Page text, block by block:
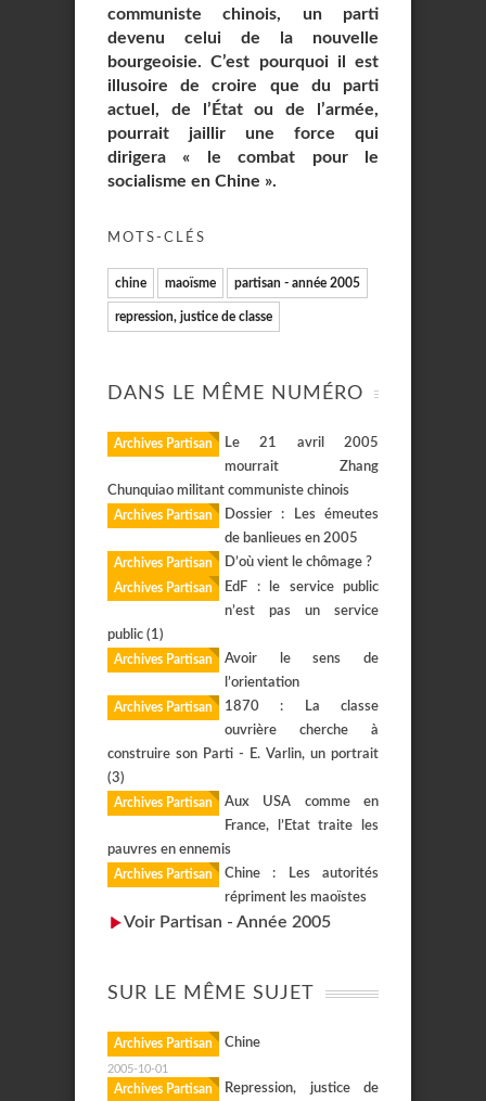
communiste chinois, un parti
devenu celui de la nouvelle
bourgeoisie. C’est pourquoi il est
illusoire de croire que du parti
actuel, de l’État ou de l’armée,
pourrait jaillir une force qui
dirigera « le combat pour le
socialisme en Chine ».
MOTS-CLÉS
chine maoïsme partisan - année 2005
repression, justice de classe
DANS LE MÊME NUMÉRO
Archives Partisan
Le 21 avril 2005
mourrait Zhang
Chunquiao militant communiste chinois
Archives Partisan
Dossier : Les émeutes
de banlieues en 2005
Archives Partisan D’où vient le chômage ?
Archives Partisan
EdF : le service public
n’est pas un service
public (1)
Archives Partisan
Avoir le sens de
l’orientation
Archives Partisan
1870 : La classe
ouvrière cherche à
construire son Parti - E. Varlin, un portrait
(3)
Archives Partisan
Aux USA comme en
France, l’Etat traite les
pauvres en ennemis
Archives Partisan
Chine : Les autorités
répriment les maoïstes
Voir Partisan - Année 2005
SUR LE MÊME SUJET
Archives Partisan Chine
2005-10-01
Archives Partisan
Repression, justice de